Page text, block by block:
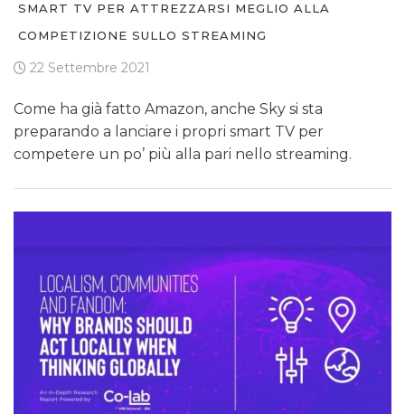
SMART TV PER ATTREZZARSI MEGLIO ALLA
COMPETIZIONE SULLO STREAMING
22 Settembre 2021
Come ha già fatto Amazon, anche Sky si sta
preparando a lanciare i propri smart TV per
competere un po’ più alla pari nello streaming.